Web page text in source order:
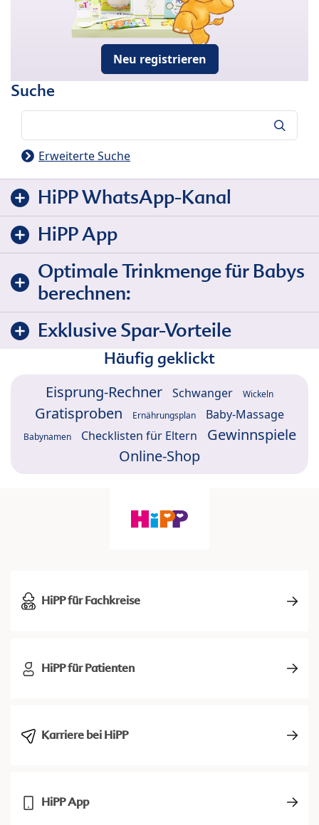
Neu registrieren
Suche
Erweiterte Suche
HiPP WhatsApp-Kanal
HiPP App
Optimale Trinkmenge für Babys
berechnen:
Exklusive Spar-Vorteile
Häufig geklickt
Eisprung-Rechner Schwanger Wickeln
Gratisproben Ernährungsplan Baby-Massage
Babynamen Checklisten für Eltern
Gewinnspiele
Online-Shop
HiPP für Fachkreise
HiPP für Patienten
Karriere bei HiPP
HiPP App